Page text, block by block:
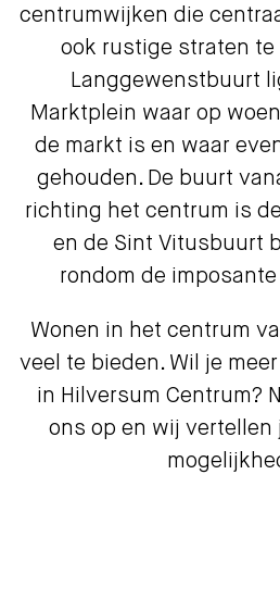
centrumwijken die
ook rustige straten te
Langgewenstbuurt
Marktplein waar op
de markt is en waar
gehouden. De buurt
richting het centrum is
en de Sint Vitusbuurt
rondom de
Wonen in het centrum
veel te bieden. Wil je
in Hilversum Centrum?
ons op en wij vertellen